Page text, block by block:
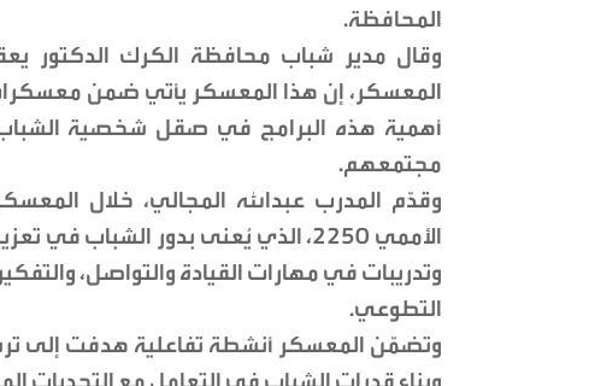
المحافظة.
وقال مدير شباب محافظة الكرك الدكتور
أهمية هذه البرامج في صقل شخصية
مجتمعهم.
وقدّم المدرب عبدالله المجالي، خلال
الأممي 2250، الذي يُعنى بدور الشباب
وتدريبات في مهارات القيادة والتواصل،
التطوعي.
وتضمّن المعسكر أنشطة تفاعلية هدفت إلى